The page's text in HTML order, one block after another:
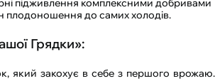
підживлення комплексними добривами
плодоношення до самих холодів.
Грядки»:
який закохує в себе з першого врожаю.